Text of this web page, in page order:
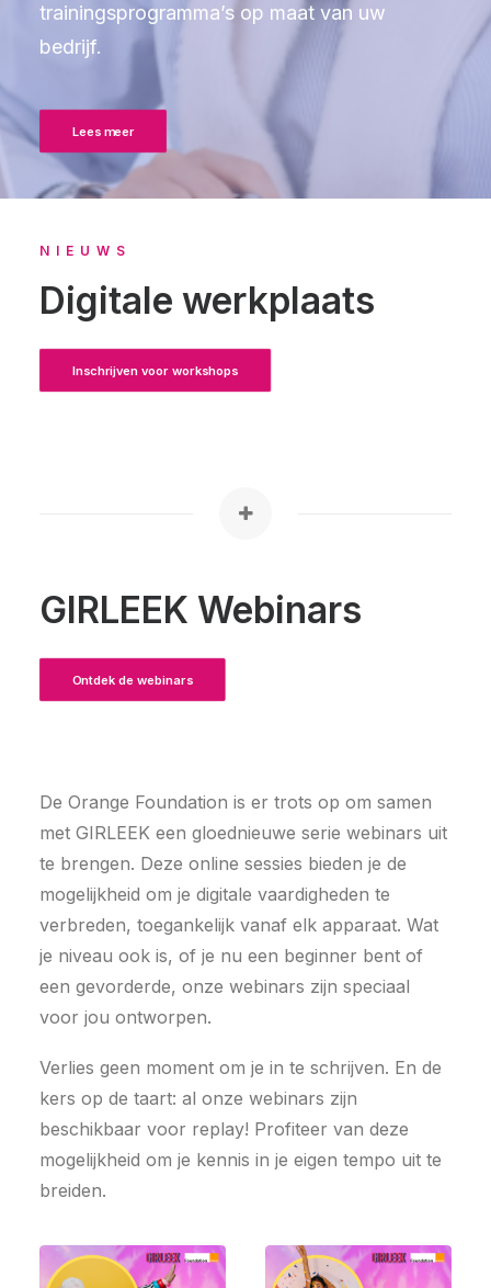
trainingsprogramma’s op maat van uw
bedrijf.
Lees meer
NIEUWS
Digitale werkplaats
Inschrijven voor workshops
GIRLEEK Webinars
Ontdek de webinars
De Orange Foundation is er trots op om samen
met GIRLEEK een gloednieuwe serie webinars uit
te brengen. Deze online sessies bieden je de
mogelijkheid om je digitale vaardigheden te
verbreden, toegankelijk vanaf elk apparaat. Wat
je niveau ook is, of je nu een beginner bent of
een gevorderde, onze webinars zijn speciaal
voor jou ontworpen.
Verlies geen moment om je in te schrijven. En de
kers op de taart: al onze webinars zijn
beschikbaar voor replay! Profiteer van deze
mogelijkheid om je kennis in je eigen tempo uit te
breiden.